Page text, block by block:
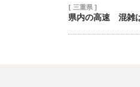
[ 三重県 ]
県内の高速 混雑